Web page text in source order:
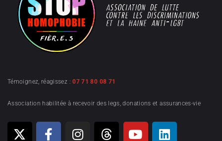
Témoignez, réagissez :07 71 80 08 71
Association habilitée à recevoir des legs, donations et assurances-vie